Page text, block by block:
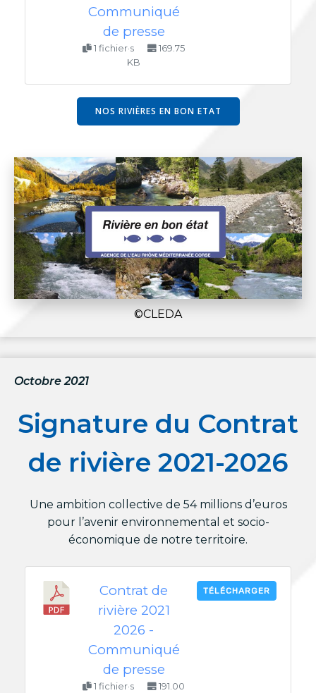
Communiqué
de presse
1 fichier·s
169.75
KB
NOS RIVIÈRES EN BON ETAT
©CLEDA
Octobre 2021
Signature du Contrat
de rivière 2021-2026
Une ambition collective de 54 millions d’euros
pour l’avenir environnemental et socio-
économique de notre territoire.
Contrat de
rivière 2021
2026 -
Communiqué
de presse
1 fichier·s
191.00
TÉLÉCHARGER